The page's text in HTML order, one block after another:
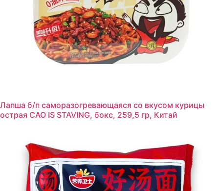
Лапша б/п саморазогревающаяся со вкусом курицы
острая CAO IS STAVING, бокс, 259,5 гр, Китай